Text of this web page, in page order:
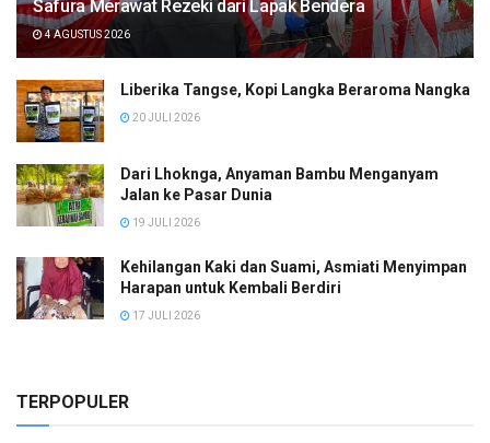
Safura Merawat Rezeki dari Lapak Bendera
4 AGUSTUS 2026
Liberika Tangse, Kopi Langka Beraroma Nangka
20 JULI 2026
Dari Lhoknga, Anyaman Bambu Menganyam
Jalan ke Pasar Dunia
19 JULI 2026
Kehilangan Kaki dan Suami, Asmiati Menyimpan
Harapan untuk Kembali Berdiri
17 JULI 2026
TERPOPULER